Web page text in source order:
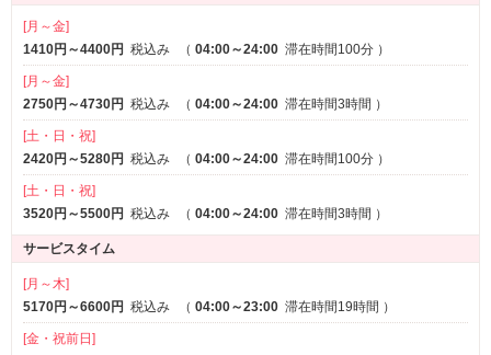
[月～金]
1410円～4400円 税込み （ 04:00～24:00 滞在時間100分 ）
[月～金]
2750円～4730円 税込み （ 04:00～24:00 滞在時間3時間 ）
[土・日・祝]
2420円～5280円 税込み （ 04:00～24:00 滞在時間100分 ）
[土・日・祝]
3520円～5500円 税込み （ 04:00～24:00 滞在時間3時間 ）
サービスタイム
[月～木]
5170円～6600円 税込み （ 04:00～23:00 滞在時間19時間 ）
[金・祝前日]